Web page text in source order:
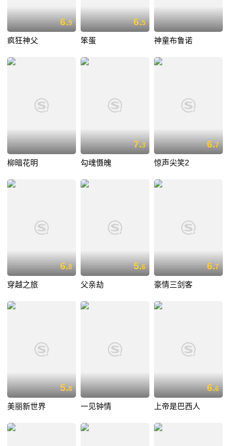
6.9
疯狂神父
6.5
笨蛋 神童布鲁诺
柳暗花明
7.3
勾魂慑魄
6.7
惊声尖笑2
6.8
穿越之旅
5.6
父亲劫
6.7
豪情三剑客
5.8
美丽新世界 一见钟情
6.6
上帝是巴西人